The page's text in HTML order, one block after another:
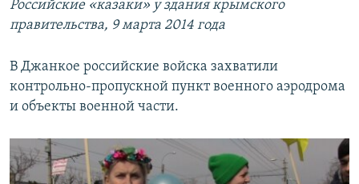
Российские «казаки» у здания крымского
правительства, 9 марта 2014 года
В Джанкое российские войска захватили
контрольно-пропускной пункт военного аэродрома
и объекты военной части.